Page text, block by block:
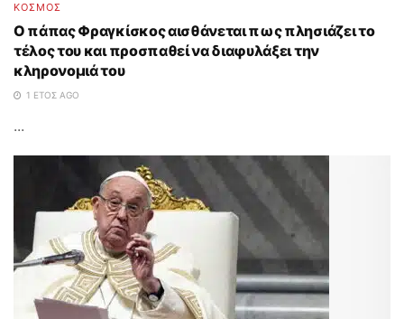
ΚΟΣΜΟΣ
Ο πάπας Φραγκίσκος αισθάνεται πως πλησιάζει το
τέλος του και προσπαθεί να διαφυλάξει την
κληρονομιά του
1 ΈΤΟΣ AGO
...